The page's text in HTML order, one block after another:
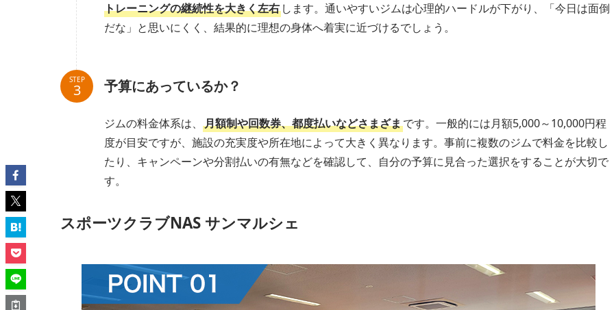
トレーニングの継続性を大きく左右 します。通いやすいジムは心理的ハードルが下がり、「今日は面倒
だな」と思いにくく、結果的に理想の身体へ着実に近づけるでしょう。
STEP 予算にあっているか？
ジムの料金体系は、 月額制や回数券、都度払いなどさまざまです。一般的には月額5,000～10,000円程
度が目安ですが、施設の充実度や所在地によって大きく異なります。事前に複数のジムで料金を比較し
たり、キャンペーンや分割払いの有無などを確認して、自分の予算に見合った選択をすることが大切で
す。
スポーツクラブNAS サンマルシェ